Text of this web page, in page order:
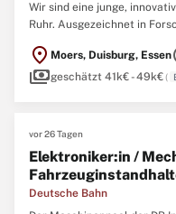
Wir sind eine junge,
Ruhr. Ausgezeichnet in
Wir leben Vielfalt, fördern
Bildungsgerechtigkeit, die
location_on Moers, Duisburg, Essen
paymentsgeschätzt 41k€ - 49k€(
vor 26 Tagen
Elektroniker:in /
Deutsche Bahn